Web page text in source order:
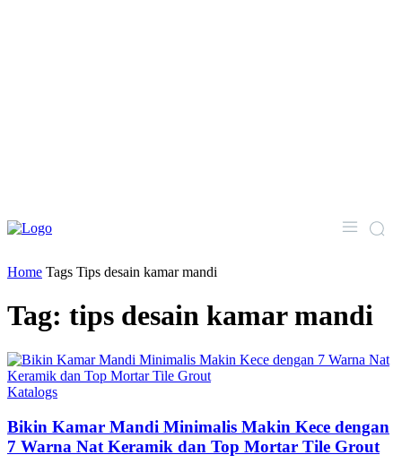
Home Tags Tips desain kamar mandi
Tag: tips desain kamar mandi
Katalogs
Bikin Kamar Mandi Minimalis Makin Kece dengan
7 Warna Nat Keramik dan Top Mortar Tile Grout